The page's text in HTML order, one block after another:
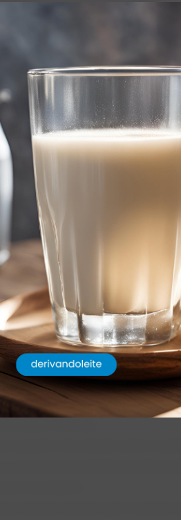
meio de culturas de bactérias
outros ingredientes lácteos ou
desde que respeitadas as
utilizados na fermentação
que garantam os
continua abaixo.
continuar lendo
presentes em muitos produtos
intestinal, promovendo a saúde
o sistema imunológico.
lactose durante a fermentação
com intolerância à lactose,
Os probióticos podem estimular a
de defesa do organismo.
lácteos fermentados são
B (especialmente B12) e